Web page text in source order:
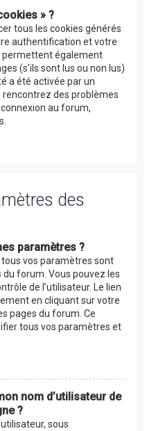
» ?
tous les cookies générés
authentification et votre
permettent également
(s’ils sont lus ou non lus)
a été activée par un
des problèmes
au forum,
des
paramètres ?
vos paramètres sont
forum. Vous pouvez les
de l’utilisateur. Le lien
en cliquant sur votre
pages du forum. Ce
tous vos paramètres et
nom d’utilisateur de
?
sous